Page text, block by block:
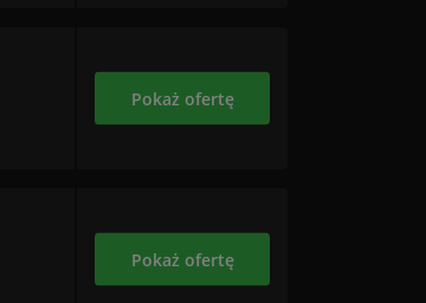
Pokaż ofertę
Pokaż ofertę